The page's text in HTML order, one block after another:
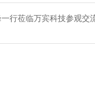
行莅临万宾科技参观交